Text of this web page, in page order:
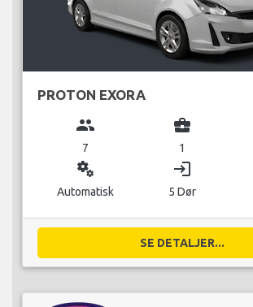
PROTON EXORA
group
7
business_center
1
miscellaneous_services
Automatisk
login
5 Dør
SE DETALJER...